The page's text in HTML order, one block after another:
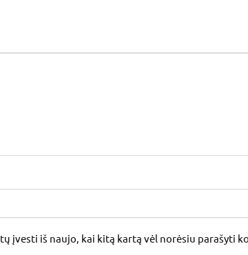
įvesti iš naujo, kai kitą kartą vėl norėsiu parašyti